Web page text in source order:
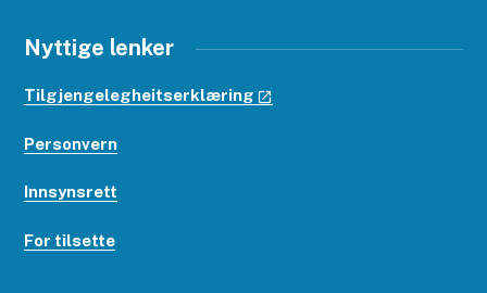
Nyttige lenker
Tilgjengelegheitserklæring
Personvern
Innsynsrett
For tilsette